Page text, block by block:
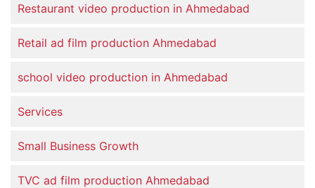
Restaurant video production in Ahmedabad
Retail ad film production Ahmedabad
school video production in Ahmedabad
Services
Small Business Growth
TVC ad film production Ahmedabad